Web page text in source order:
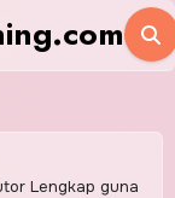
Lengkap guna